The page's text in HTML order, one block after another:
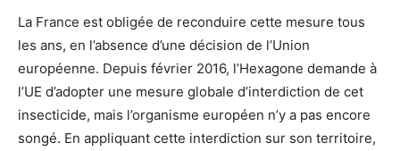
La France est obligée de reconduire cette mesure tous
les ans, en l’absence d’une décision de l’Union
européenne. Depuis février 2016, l’Hexagone demande à
l’UE d’adopter une mesure globale d’interdiction de cet
insecticide, mais l’organisme européen n’y a pas encore
songé. En appliquant cette interdiction sur son territoire,